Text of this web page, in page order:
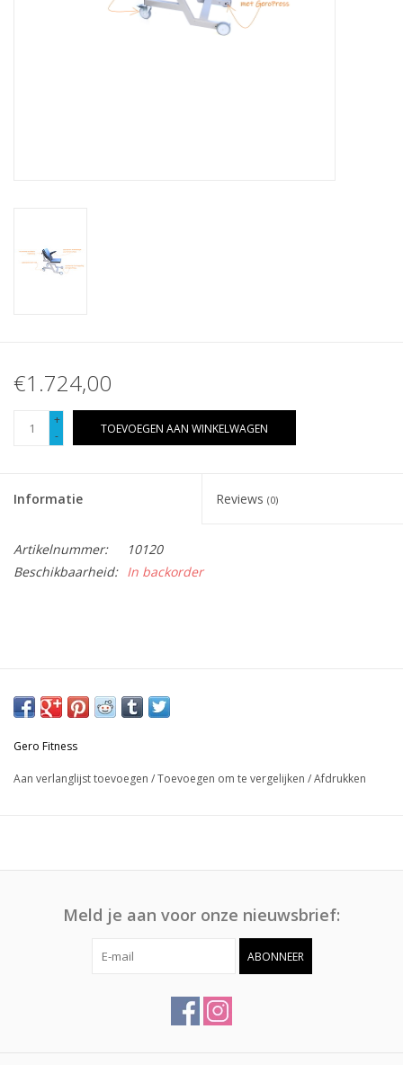
€1.724,00
+
-
TOEVOEGEN AAN WINKELWAGEN
Informatie Reviews (0)
Artikelnummer:
10120
Beschikbaarheid: In backorder
GeroStoel (10120)
Gebruik de Gerostoel als alternatief voor een rolstoel bij de GeroPress.
Gero Fitness
Aan verlanglijst toevoegen /Toevoegen om te vergelijken /Afdrukken
Meld je aan voor onze nieuwsbrief:
ABONNEER